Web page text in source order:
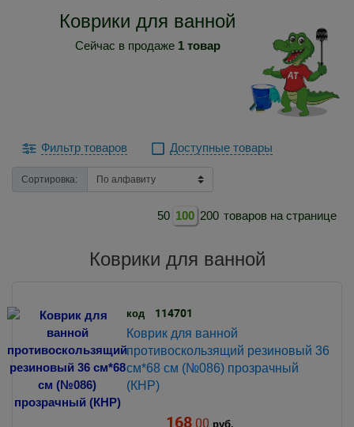
Коврики для ванной
Сейчас в продаже 1 товар
Фильтр товаров Доступные товары
Сортировка:
50 100 200 товаров на странице
Коврики для ванной
код 114701
Коврик для ванной
противоскользящий резиновый 36
см*68 см (№086) прозрачный
(КНР)
168.00 руб.